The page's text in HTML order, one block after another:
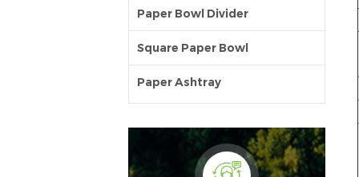
Paper Bowl Divider
Square Paper Bowl
Paper Ashtray